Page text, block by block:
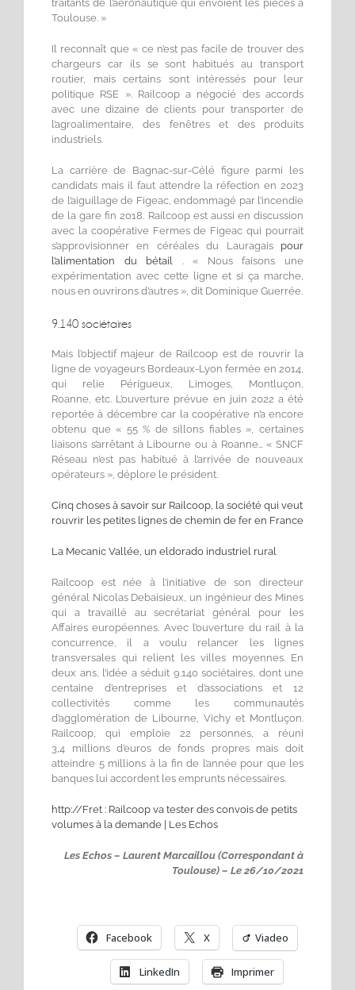
traitants de l’aéronautique qui envoient les pièces à
Toulouse. »
Il reconnaît que « ce n’est pas facile de trouver des
chargeurs car ils se sont habitués au transport
routier, mais certains sont intéressés pour leur
politique RSE ». Railcoop a négocié des accords
avec une dizaine de clients pour transporter de
l’agroalimentaire, des fenêtres et des produits
industriels.
La carrière de Bagnac-sur-Célé figure parmi les
candidats mais il faut attendre la réfection en 2023
de l’aiguillage de Figeac, endommagé par l’incendie
de la gare fin 2018. Railcoop est aussi en discussion
avec la coopérative Fermes de Figeac qui pourrait
s’approvisionner en céréales du Lauragais pour
l’alimentation du bétail . « Nous faisons une
expérimentation avec cette ligne et si ça marche,
nous en ouvrirons d’autres », dit Dominique Guerrée.
9.140 sociétaires
Mais l’objectif majeur de Railcoop est de rouvrir la
ligne de voyageurs Bordeaux-Lyon fermée en 2014,
qui relie Périgueux, Limoges, Montluçon,
Roanne, etc. L’ouverture prévue en juin 2022 a été
reportée à décembre car la coopérative n’a encore
obtenu que « 55 % de sillons fiables », certaines
liaisons s’arrêtant à Libourne ou à Roanne… « SNCF
Réseau n’est pas habitué à l’arrivée de nouveaux
opérateurs », déplore le président.
Cinq choses à savoir sur Railcoop, la société qui veut
rouvrir les petites lignes de chemin de fer en France
La Mecanic Vallée, un eldorado industriel rural
Railcoop est née à l’initiative de son directeur
général Nicolas Debaisieux, un ingénieur des Mines
qui a travaillé au secrétariat général pour les
Affaires européennes. Avec l’ouverture du rail à la
concurrence, il a voulu relancer les lignes
transversales qui relient les villes moyennes. En
deux ans, l’idée a séduit 9.140 sociétaires, dont une
centaine d’entreprises et d’associations et 12
collectivités comme les communautés
d’agglomération de Libourne, Vichy et Montluçon.
Railcoop, qui emploie 22 personnes, a réuni
3,4 millions d’euros de fonds propres mais doit
atteindre 5 millions à la fin de l’année pour que les
banques lui accordent les emprunts nécessaires.
http://Fret : Railcoop va tester des convois de petits
volumes à la demande | Les Echos
Les Echos – Laurent Marcaillou (Correspondant à
Toulouse) – Le 26/10/2021
Facebook X Viadeo
LinkedIn Imprimer